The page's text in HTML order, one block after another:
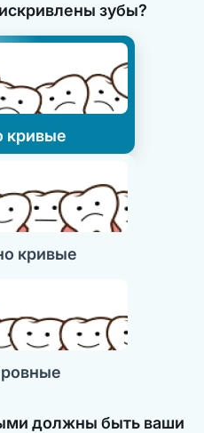
зубы?
кривые
кривые
должны быть ваши